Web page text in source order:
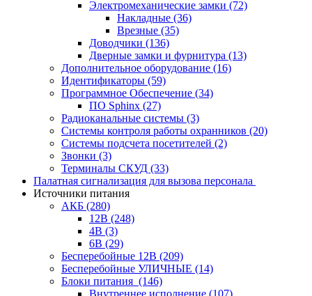
Электромеханические замки (72)
Накладные (36)
Врезные (35)
Доводчики (136)
Дверные замки и фурнитура (13)
Дополнительное оборудование (16)
Идентификаторы (59)
Программное Обеспечение (34)
ПО Sphinx (27)
Радиоканальные системы (3)
Системы контроля работы охранников (20)
Системы подсчета посетителей (2)
Звонки (3)
Терминалы СКУД (33)
Палатная сигнализация для вызова персонала
Источники питания
АКБ (280)
12В (248)
4В (3)
6В (29)
Бесперебойные 12В (209)
Бесперебойные УЛИЧНЫЕ (14)
Блоки питания (146)
Внутреннее исполнение (107)